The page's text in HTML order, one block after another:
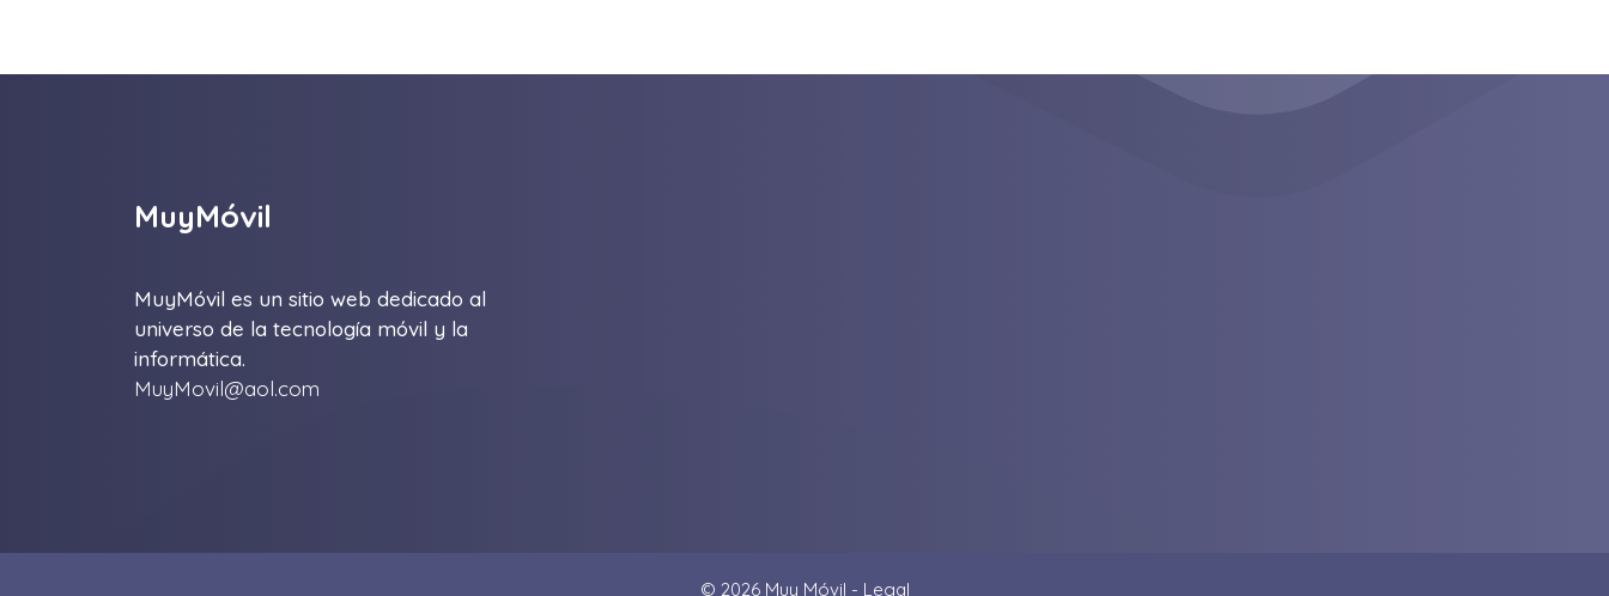
MuyMóvil
MuyMóvil es un sitio web dedicado al
universo de la tecnología móvil y la
informática.
MuyMovil@aol.com
© 2026 Muy Móvil - Legal